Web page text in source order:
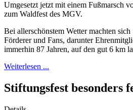
Umgesetzt jetzt mit einem Fußmarsch
zum Waldfest des MGV.
Bei allerschönstem Wetter machten sich
Förderer und Fans, darunter
immerhin 87 Jahren, auf den gut 6 km
Weiterlesen ...
Stiftungsfest besonders